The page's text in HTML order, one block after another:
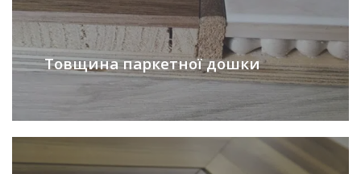
Товщина паркетної дошки